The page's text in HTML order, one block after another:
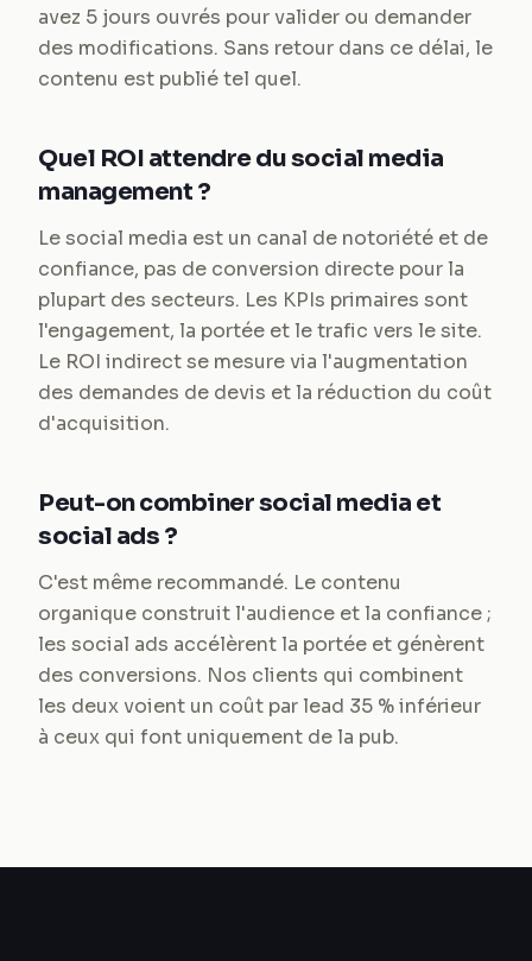
avez 5 jours ouvrés pour valider ou demander
des modifications. Sans retour dans ce délai, le
contenu est publié tel quel.
Quel ROI attendre du social media
management ?
Le social media est un canal de notoriété et de
confiance, pas de conversion directe pour la
plupart des secteurs. Les KPIs primaires sont
l'engagement, la portée et le trafic vers le site.
Le ROI indirect se mesure via l'augmentation
des demandes de devis et la réduction du coût
d'acquisition.
Peut-on combiner social media et
social ads ?
C'est même recommandé. Le contenu
organique construit l'audience et la confiance ;
les social ads accélèrent la portée et génèrent
des conversions. Nos clients qui combinent
les deux voient un coût par lead 35 % inférieur
à ceux qui font uniquement de la pub.